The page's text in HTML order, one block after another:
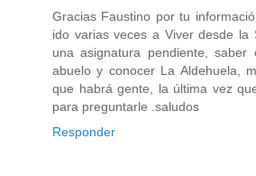
Gracias Faustino por tu
ido varias veces a Viver desde la
una asignatura pendiente,
abuelo y conocer La Aldehuela,
que habrá gente, la última vez
para preguntarle .saludos
Responder